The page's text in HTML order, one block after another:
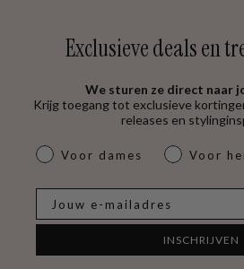
Exclusieve deals en
We sturen ze direct naar
Krijg toegang tot exclusieve
releases en
dames & heren
Voor dames Voor
INSCHRIJVEN